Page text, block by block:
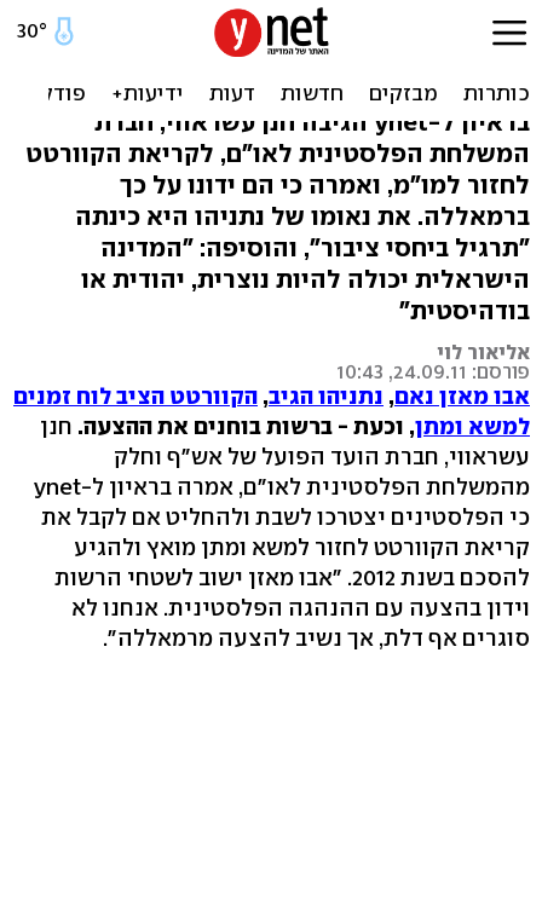
הפלסטינים על הצעת
הקוורטט: לא סוגרים הדלת
בראיון ל-ynet הגיבה חנן עשראווי, חברת
המשלחת הפלסטינית לאו"ם, לקריאת הקוורטט
לחזור למו"מ, ואמרה כי הם ידונו על כך
ברמאללה. את נאומו של נתניהו היא כינתה
"תרגיל ביחסי ציבור", והוסיפה: "המדינה
הישראלית יכולה להיות נוצרית, יהודית או
בודהיסטית"
אליאור לוי
פורסם: 24.09.11, 10:43
אבו מאזן נאם, נתניהו הגיב, הקוורטט הציב לוח זמנים
למשא ומתן, וכעת - ברשות בוחנים את ההצעה. חנן
עשראווי, חברת הועד הפועל של אש"ף וחלק
מהמשלחת הפלסטינית לאו"ם, אמרה בראיון ל-ynet
כי הפלסטינים יצטרכו לשבת ולהחליט אם לקבל את
קריאת הקוורטט לחזור למשא ומתן מואץ ולהגיע
להסכם בשנת 2012. "אבו מאזן ישוב לשטחי הרשות
וידון בהצעה עם ההנהגה הפלסטינית. אנחנו לא
סוגרים אף דלת, אך נשיב להצעה מרמאללה".